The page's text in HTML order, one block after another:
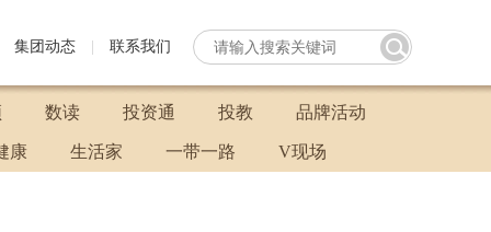
集团动态 联系我们
数读 投资通 投教 品牌活动
康 生活家 一带一路 V现场